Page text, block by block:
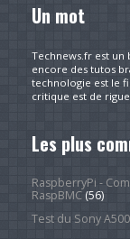
Un mot
Technews.fr est un
encore des tutos
technologie est le
critique est de
Les plus
RaspberryPi -
RaspBMC(56)
Test du Sony